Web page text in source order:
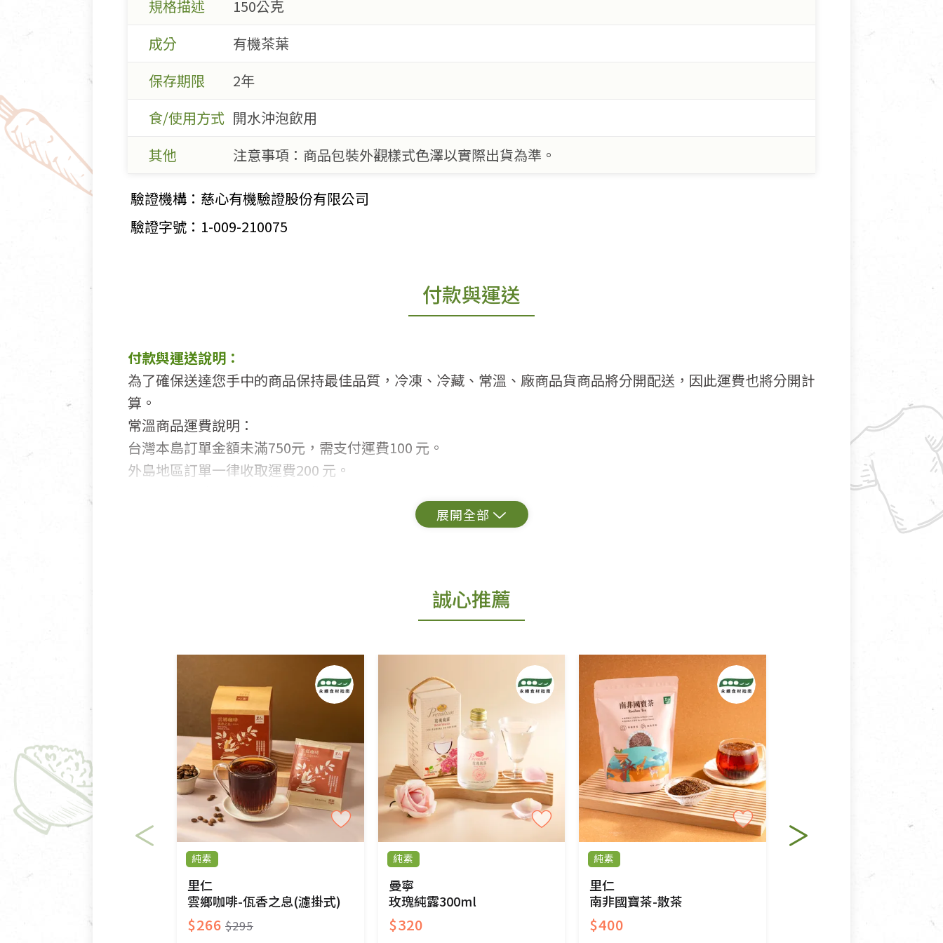
規格描述
150公克
成分
有機茶葉
保存期限
2年
食/使用方式 開水沖泡飲用
其他
注意事項：商品包裝外觀樣式色澤以實際出貨為準。
驗證機構：慈心有機驗證股份有限公司
驗證字號：1-009-210075
付款與運送
付款與運送說明：
為了確保送達您手中的商品保持最佳品質，冷凍、冷藏、常溫、廠商品貨商品將分開配送，因此運費也將分開計
算。
常溫商品運費說明：
台灣本島訂單金額未滿750元，需支付運費100 元。
外島地區訂單一律收取運費200 元。
若您購買的商品有下列「不適用七天鑑賞期商品」情形者，除商品瑕疵以外，恕不接受退換貨.
不適用七天鑑賞期商品：
以數位或電磁紀錄形式儲存之商品、易於變質或損壞之商品、以及性質上無法或不適合退換之商品：如CD、
VCD、DVD、電腦軟體，若產品瑕疵無法讀取僅接受原片換新。
衣飾鞋類-如T恤，如於送達後水洗或污損者。
美容保養用品、內衣褲、襪子、口罩等私人消耗性產品，一經拆封使用，恕無法退貨。
內衣褲、襪子、口罩個人衛生用品除商品本身有瑕疵外,依據《通訊交易解除權合理例外情事適用準則》, 恕無法
有標示不接受退貨的優惠商品與蔬菜箱，不接受退換，但若為商品本身或運送過程中所造成的瑕疵，則不在此
誠心推薦
純素
里仁
雲鄉咖啡-佤香之息(濾掛式)
$266 $295
純素
曼寧
玫瑰純露300ml
$320
純素
里仁
南非國寶茶-散茶
$400